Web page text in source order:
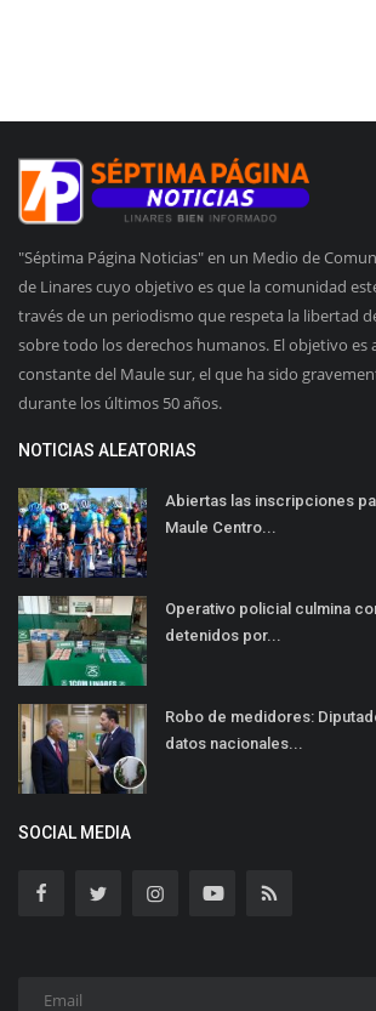
"Séptima Página Noticias" en un Medio de
de Linares cuyo objetivo es que la comunidad
través de un periodismo que respeta la libertad
sobre todo los derechos humanos. El objetivo es
constante del Maule sur, el que ha sido
durante los últimos 50 años.
NOTICIAS ALEATORIAS
Abiertas las inscripciones
Maule Centro...
Operativo policial culmina
detenidos por...
Robo de medidores:
datos nacionales...
SOCIAL MEDIA